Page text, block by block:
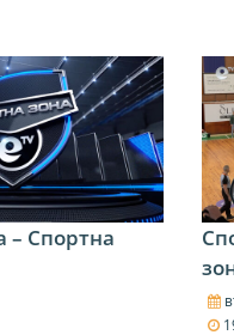
– Спортна